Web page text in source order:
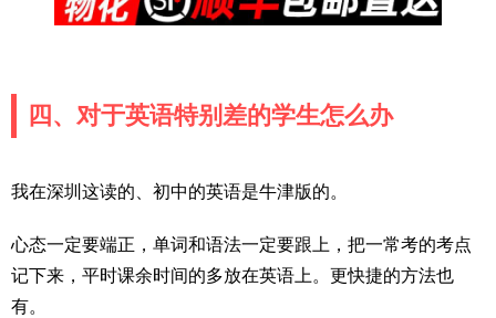
四、对于英语特别差的学生怎么办
我在深圳这读的、初中的英语是牛津版的。
心态一定要端正，单词和语法一定要跟上，把一常考的考点
记下来，平时课余时间的多放在英语上。更快捷的方法也
有。